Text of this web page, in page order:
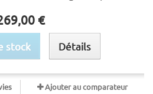
€
stock Détails
Ajouter au comparateur